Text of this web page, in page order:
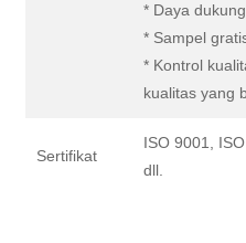
* Daya
* Sampel
* Kontrol
kualitas yang
Sertifikat
ISO 9001,
dll.